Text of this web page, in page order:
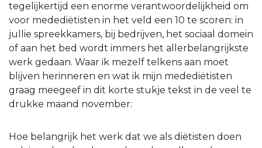
tegelijkertijd een enorme verantwoordelijkheid om
voor medediëtisten in het veld een 10 te scoren: in
jullie spreekkamers, bij bedrijven, het sociaal domein
of aan het bed wordt immers het allerbelangrijkste
werk gedaan. Waar ik mezelf telkens aan moet
blijven herinneren en wat ik mijn medediëtisten
graag meegeef in dit korte stukje tekst in de veel te
drukke maand november:
Hoe belangrijk het werk dat we als diëtisten doen